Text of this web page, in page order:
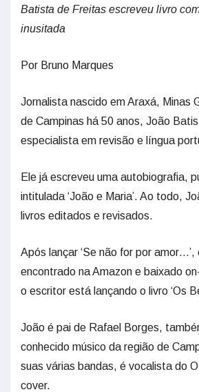
Batista de Freitas escreveu livro
inusitada
Por Bruno Marques
Jornalista nascido em Araxá, Minas
de Campinas há 50 anos, João
especialista em revisão e língua
Ele já escreveu uma autobiografia,
intitulada ‘João e Maria’. Ao todo,
livros editados e revisados.
Após lançar ‘Se não for por amor…’,
encontrado na Amazon e baixado
o escritor está lançando o livro ‘Os
João é pai de Rafael Borges,
conhecido músico da região de
suas várias bandas, é vocalista do
cover.